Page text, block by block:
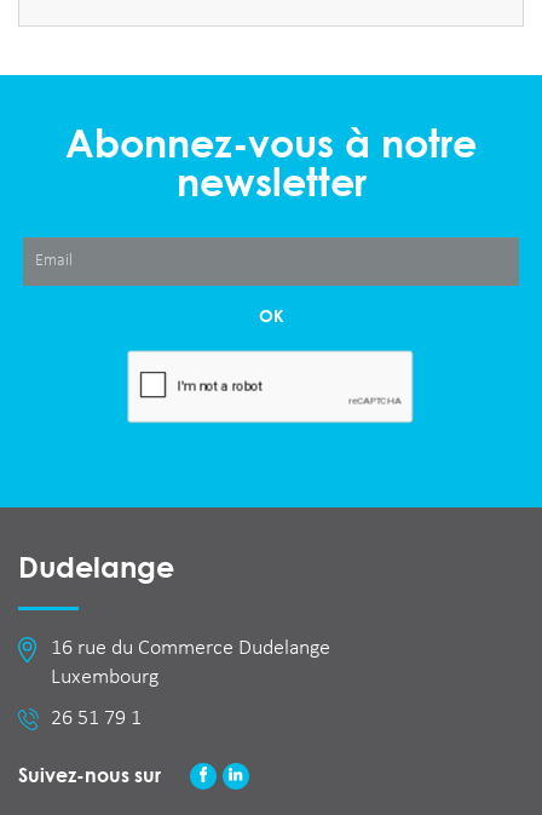
Abonnez-vous à notre
newsletter
OK
Dudelange
16 rue du Commerce Dudelange
Luxembourg
26 51 79 1
Suivez-nous sur